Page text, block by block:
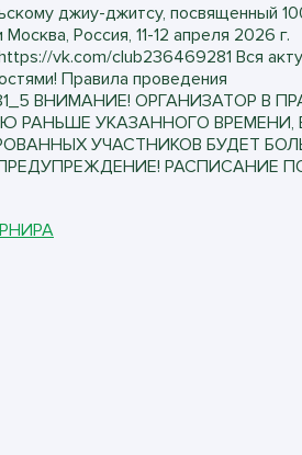
джиу-джитсу, посвященный
Россия, 11-12 апреля 2026 г.
vk.com/club236469281 Вся
Правила проведения
ВНИМАНИЕ! ОРГАНИЗАТОР В
РАНЬШЕ УКАЗАННОГО ВРЕМЕНИ,
УЧАСТНИКОВ БУДЕТ
РАСПИСАНИЕ